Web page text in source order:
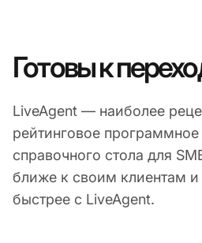
Готовы к
LiveAgent — наиболее
рейтинговое
справочного стола для
ближе к своим клиентам
быстрее с LiveAgent.